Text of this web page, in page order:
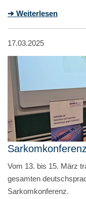
➔ Weiterlesen
17.03.2025
Vom 13. bis 15. März
gesamten
Sarkomkonferenz.